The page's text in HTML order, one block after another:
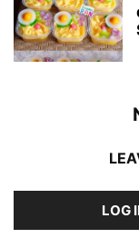
LOG